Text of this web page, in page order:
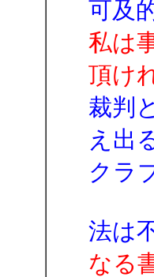
可及
私は
頂け
裁判
え出
クラ
法は
なる